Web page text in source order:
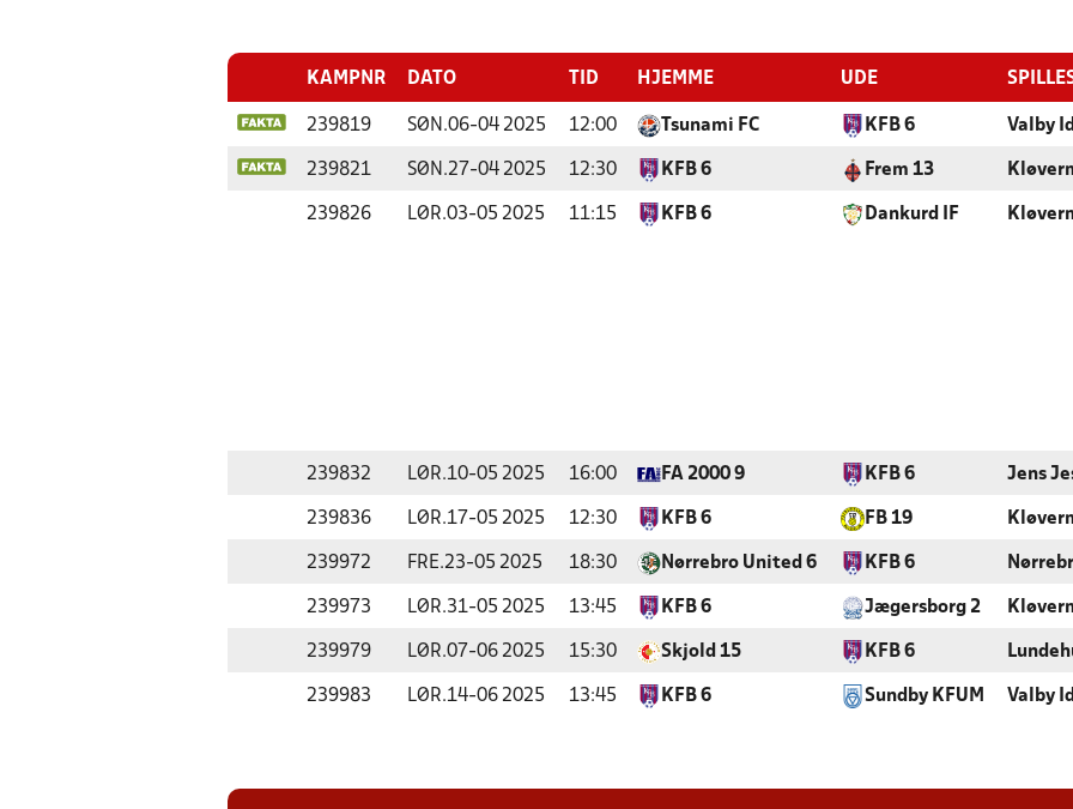
KAMPNR DATO TID HJEMME UDE
239819 SØN.06-04 2025 12:00 Tsunami FC KFB 6 Valby
239821 SØN.27-04 2025 12:30 KFB 6 Frem 13
239826 LØR.03-05 2025 11:15 KFB 6 Dankurd IF
239832 LØR.10-05 2025 16:00 FA 2000 9 KFB 6 Jens
239836 LØR.17-05 2025 12:30 KFB 6 FB 19
239972 FRE.23-05 2025 18:30 Nørrebro United 6 KFB 6
239973 LØR.31-05 2025 13:45 KFB 6 Jægersborg 2
239979 LØR.07-06 2025 15:30 Skjold 15 KFB 6
239983 LØR.14-06 2025 13:45 KFB 6 Sundby KFUM Valby